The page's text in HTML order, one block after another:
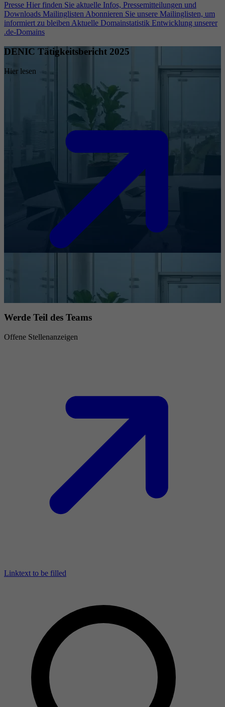
Presse Hier finden Sie aktuelle Infos, Pressemitteilungen und
Downloads Mailinglisten Abonnieren Sie unsere Mailinglisten, um
informiert zu bleiben Aktuelle Domainstatistik Entwicklung unserer
.de-Domains
DENIC Tätigkeitsbericht 2025
Hier lesen
Werde Teil des Teams
Offene Stellenanzeigen
Linktext to be filled